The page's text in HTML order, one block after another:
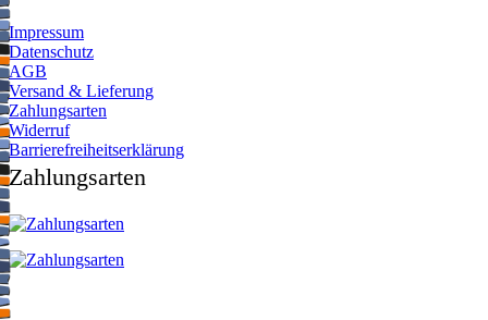
Impressum
Datenschutz
AGB
Versand & Lieferung
Zahlungsarten
Widerruf
Barrierefreiheitserklärung
Zahlungsarten